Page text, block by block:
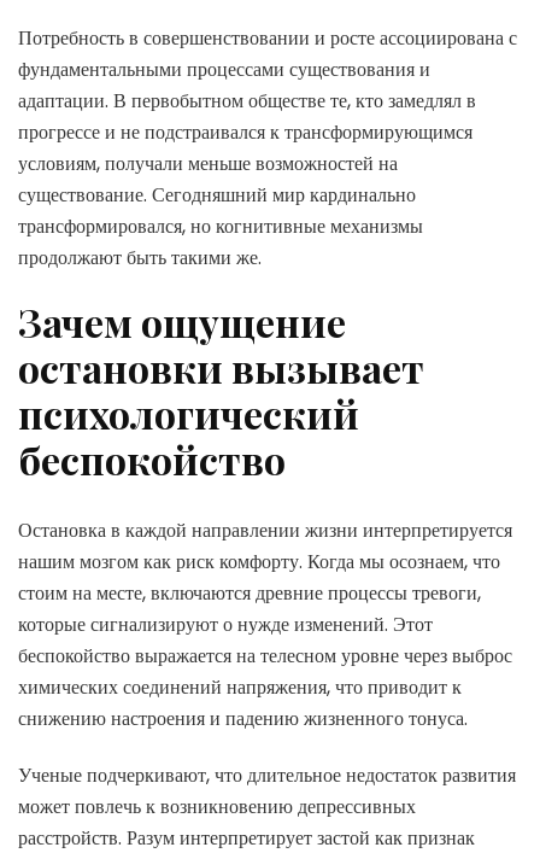
Потребность в совершенствовании и росте ассоциирована с
фундаментальными процессами существования и
адаптации. В первобытном обществе те, кто замедлял в
прогрессе и не подстраивался к трансформирующимся
условиям, получали меньше возможностей на
существование. Сегодняшний мир кардинально
трансформировался, но когнитивные механизмы
продолжают быть такими же.
Зачем ощущение
остановки вызывает
психологический
беспокойство
Остановка в каждой направлении жизни интерпретируется
нашим мозгом как риск комфорту. Когда мы осознаем, что
стоим на месте, включаются древние процессы тревоги,
которые сигнализируют о нужде изменений. Этот
беспокойство выражается на телесном уровне через выброс
химических соединений напряжения, что приводит к
снижению настроения и падению жизненного тонуса.
Ученые подчеркивают, что длительное недостаток развития
может повлечь к возникновению депрессивных
расстройств. Разум интерпретирует застой как признак